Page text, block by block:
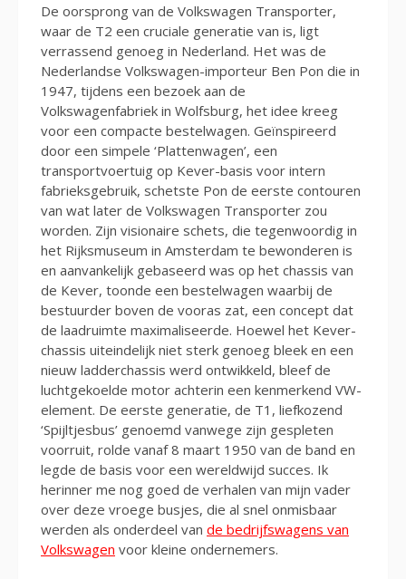
De oorsprong van de Volkswagen Transporter,
waar de T2 een cruciale generatie van is, ligt
verrassend genoeg in Nederland. Het was de
Nederlandse Volkswagen-importeur Ben Pon die in
1947, tijdens een bezoek aan de
Volkswagenfabriek in Wolfsburg, het idee kreeg
voor een compacte bestelwagen. Geïnspireerd
door een simpele ‘Plattenwagen’, een
transportvoertuig op Kever-basis voor intern
fabrieksgebruik, schetste Pon de eerste contouren
van wat later de Volkswagen Transporter zou
worden. Zijn visionaire schets, die tegenwoordig in
het Rijksmuseum in Amsterdam te bewonderen is
en aanvankelijk gebaseerd was op het chassis van
de Kever, toonde een bestelwagen waarbij de
bestuurder boven de vooras zat, een concept dat
de laadruimte maximaliseerde. Hoewel het Kever-
chassis uiteindelijk niet sterk genoeg bleek en een
nieuw ladderchassis werd ontwikkeld, bleef de
luchtgekoelde motor achterin een kenmerkend VW-
element. De eerste generatie, de T1, liefkozend
‘Spijltjesbus’ genoemd vanwege zijn gespleten
voorruit, rolde vanaf 8 maart 1950 van de band en
legde de basis voor een wereldwijd succes. Ik
herinner me nog goed de verhalen van mijn vader
over deze vroege busjes, die al snel onmisbaar
werden als onderdeel van de bedrijfswagens van
Volkswagen voor kleine ondernemers.